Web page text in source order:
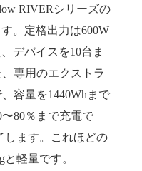
RIVERシリーズの
。定格出力は600W
デバイスを10台ま
専用のエクストラ
容量を1440Whまで
80％まで充電で
します。これほどの
軽量です。